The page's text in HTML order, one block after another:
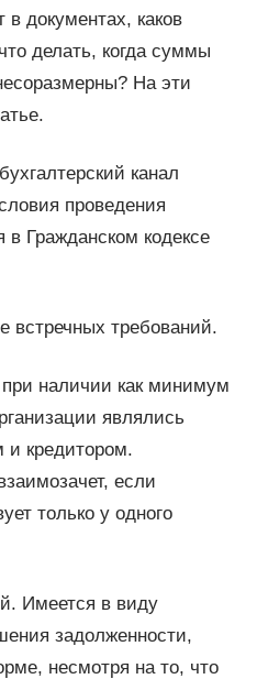
в документах, каков
делать, когда суммы
На эти
канал
проведения
в Гражданском кодексе
встречных требований.
наличии как минимум
являлись
и кредитором.
если
только у одного
Имеется в виду
задолженности,
несмотря на то, что